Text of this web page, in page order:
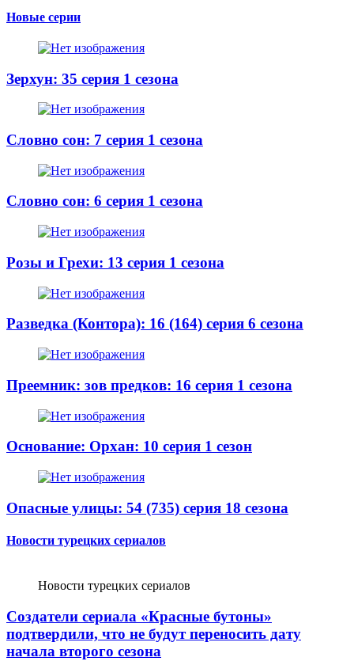
Новые серии
Зерхун: 35 серия 1 сезона
Словно сон: 7 серия 1 сезона
Словно сон: 6 серия 1 сезона
Розы и Грехи: 13 серия 1 сезона
Разведка (Контора): 16 (164) серия 6 сезона
Преемник: зов предков: 16 серия 1 сезона
Основание: Орхан: 10 серия 1 сезон
Опасные улицы: 54 (735) серия 18 сезона
Новости турецких сериалов
Новости турецких сериалов
Создатели сериала «Красные бутоны»
подтвердили, что не будут переносить дату
начала второго сезона